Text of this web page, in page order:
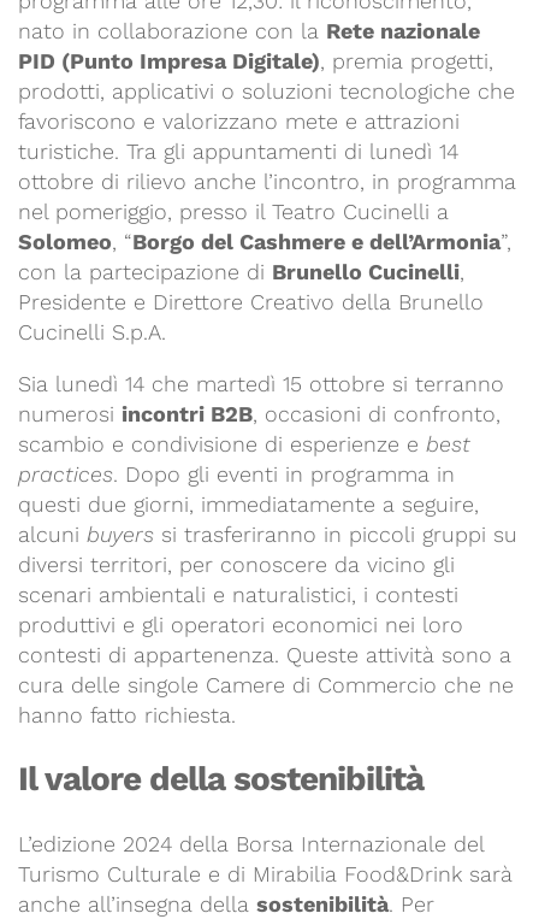
nato in collaborazione con la Rete nazionale
PID (Punto Impresa Digitale), premia progetti,
prodotti, applicativi o soluzioni tecnologiche che
favoriscono e valorizzano mete e attrazioni
turistiche. Tra gli appuntamenti di lunedì 14
ottobre di rilievo anche l’incontro, in programma
nel pomeriggio, presso il Teatro Cucinelli a
Solomeo, “Borgo del Cashmere e dell’Armonia”,
con la partecipazione di Brunello Cucinelli,
Presidente e Direttore Creativo della Brunello
Cucinelli S.p.A.
Sia lunedì 14 che martedì 15 ottobre si terranno
numerosi incontri B2B, occasioni di confronto,
scambio e condivisione di esperienze e best
practices. Dopo gli eventi in programma in
questi due giorni, immediatamente a seguire,
alcuni buyers si trasferiranno in piccoli gruppi su
diversi territori, per conoscere da vicino gli
scenari ambientali e naturalistici, i contesti
produttivi e gli operatori economici nei loro
contesti di appartenenza. Queste attività sono a
cura delle singole Camere di Commercio che ne
hanno fatto richiesta.
Il valore della sostenibilità
L’edizione 2024 della Borsa Internazionale del
Turismo Culturale e di Mirabilia Food&Drink sarà
anche all’insegna della sostenibilità. Per